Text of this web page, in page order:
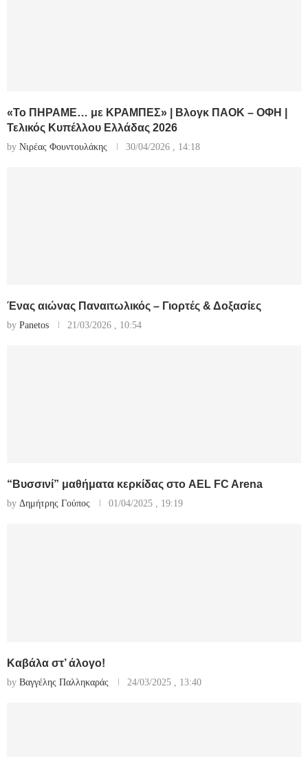
«Το ΠΗΡΑΜΕ… με ΚΡΑΜΠΕΣ» | Βλογκ ΠΑΟΚ – ΟΦΗ |
Τελικός Κυπέλλου Ελλάδας 2026
by Νιρέας Φουντουλάκης 30/04/2026 , 14:18
Ένας αιώνας Παναιτωλικός – Γιορτές & Δοξασίες
by Panetos 21/03/2026 , 10:54
“Βυσσινί” μαθήματα κερκίδας στο AEL FC Arena
by Δημήτρης Γούπος 01/04/2025 , 19:19
Καβάλα στ’ άλογο!
by Βαγγέλης Παλληκαράς 24/03/2025 , 13:40